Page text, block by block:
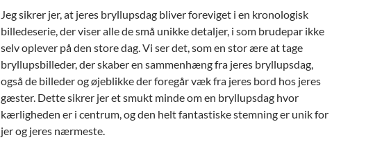
Jeg sikrer jer, at jeres bryllupsdag bliver foreviget i en kronologisk
billedeserie, der viser alle de små unikke detaljer, i som brudepar ikke
selv oplever på den store dag. Vi ser det, som en stor ære at tage
bryllupsbilleder, der skaber en sammenhæng fra jeres bryllupsdag,
også de billeder og øjeblikke der foregår væk fra jeres bord hos jeres
gæster. Dette sikrer jer et smukt minde om en bryllupsdag hvor
kærligheden er i centrum, og den helt fantastiske stemning er unik for
jer og jeres nærmeste.